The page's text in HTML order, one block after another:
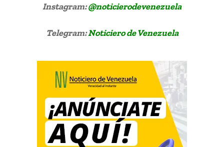
Instagram:@noticierodevenezuela
Telegram:Noticiero de Venezuela